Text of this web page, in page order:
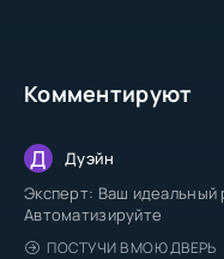
Комментируют
Д Дуэйн
Эксперт: Ваш идеальный
Автоматизируйте
ПОСТУЧИ В МОЮ ДВЕРЬ